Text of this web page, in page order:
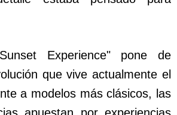
Experience" pone de
que vive actualmente el
a modelos más clásicos, las